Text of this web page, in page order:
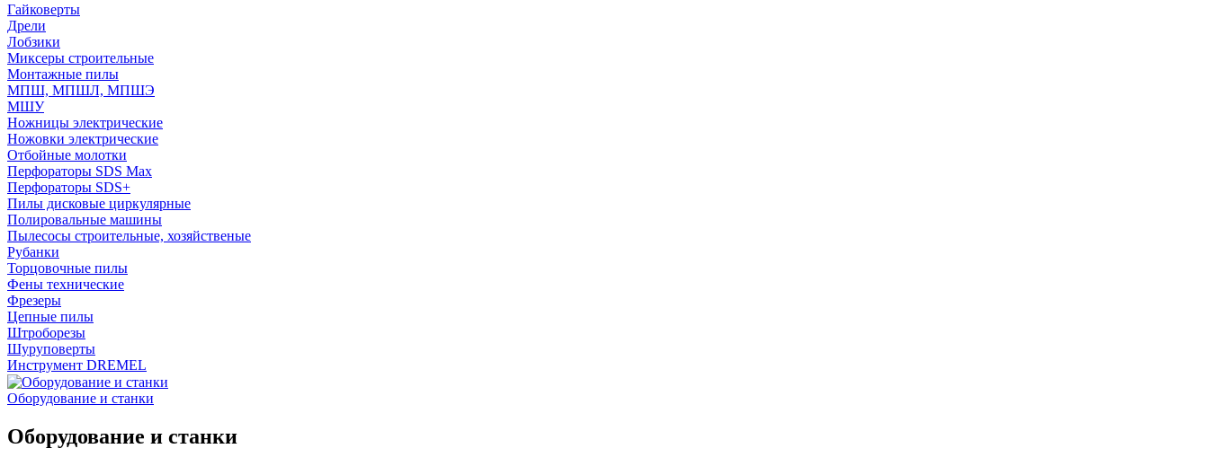
Гайковерты
Дрели
Лобзики
Миксеры строительные
Монтажные пилы
МПШ, МПШЛ, МПШЭ
МШУ
Ножницы электрические
Ножовки электрические
Отбойные молотки
Перфораторы SDS Max
Перфораторы SDS+
Пилы дисковые циркулярные
Полировальные машины
Пылесосы строительные, хозяйственые
Рубанки
Торцовочные пилы
Фены технические
Фрезеры
Цепные пилы
Штроборезы
Шуруповерты
Инструмент DREMEL
Оборудование и станки
Оборудование и станки